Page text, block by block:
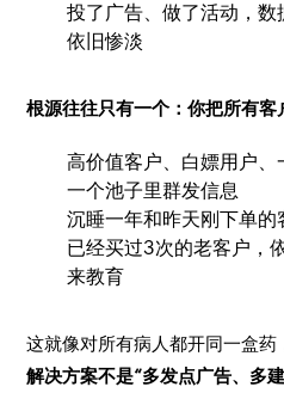
投了广告、做了活动，
依旧惨淡
根源往往只有一个：你把所有客
高价值客户、白嫖用户
一个池子里群发信息
沉睡一年和昨天刚下单
已经买过3次的老客户，
来教育
这就像对所有病人都开同一盒药
解决方案不是“多发点广告、多